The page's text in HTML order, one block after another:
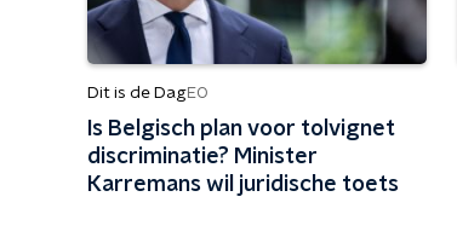
Dit is de DagEO
Is Belgisch plan voor tolvignet
discriminatie? Minister
Karremans wil juridische toets